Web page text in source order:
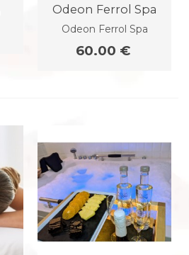
Odeon Ferrol Spa
Odeon Ferrol Spa
60.00 €